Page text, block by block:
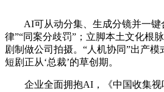
AI可从动分集、生成分镜并一键
律”“同案分歧罚”；立脚本土文化根
剧制做公司拍摄。“人机协同”出产模
短剧正从‘总裁’的草创期。
企业全面拥抱AI，《中国收集视